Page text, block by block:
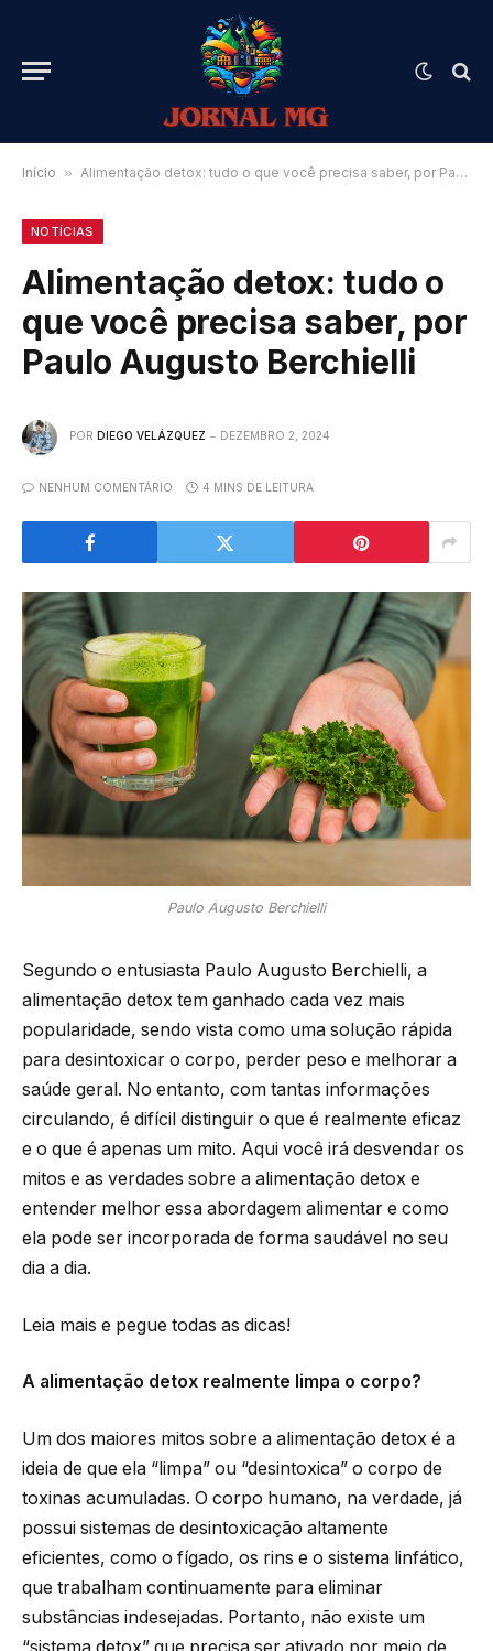
Início » Alimentação detox: tudo o que você precisa saber, por Paulo Augusto Berchielli
NOTÍCIAS
Alimentação detox: tudo o
que você precisa saber, por
Paulo Augusto Berchielli
POR DIEGO VELÁZQUEZ DEZEMBRO 2, 2024
NENHUM COMENTÁRIO 4 MINS DE LEITURA
Paulo Augusto Berchielli
Segundo o entusiasta Paulo Augusto Berchielli, a
alimentação detox tem ganhado cada vez mais
popularidade, sendo vista como uma solução rápida
para desintoxicar o corpo, perder peso e melhorar a
saúde geral. No entanto, com tantas informações
circulando, é difícil distinguir o que é realmente eficaz
e o que é apenas um mito. Aqui você irá desvendar os
mitos e as verdades sobre a alimentação detox e
entender melhor essa abordagem alimentar e como
ela pode ser incorporada de forma saudável no seu
dia a dia.
Leia mais e pegue todas as dicas!
A alimentação detox realmente limpa o corpo?
Um dos maiores mitos sobre a alimentação detox é a
ideia de que ela “limpa” ou “desintoxica” o corpo de
toxinas acumuladas. O corpo humano, na verdade, já
possui sistemas de desintoxicação altamente
eficientes, como o fígado, os rins e o sistema linfático,
que trabalham continuamente para eliminar
substâncias indesejadas. Portanto, não existe um